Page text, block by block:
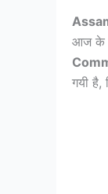
आज के
गयी